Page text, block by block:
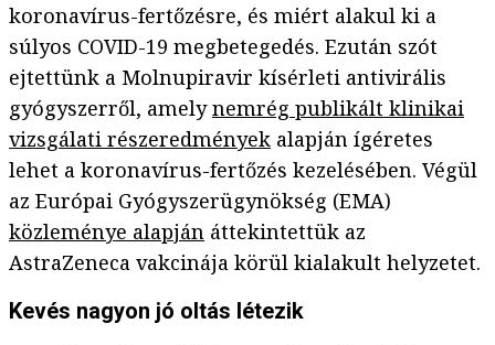
koronavírus-fertőzésre, és miért alakul ki a
súlyos COVID-19 megbetegedés. Ezután szót
ejtettünk a Molnupiravir kísérleti antivirális
gyógyszerről, amelynemrég publikált klinikai
vizsgálati részeredmények alapján ígéretes
lehet a koronavírus-fertőzés kezelésében. Végül
az Európai Gyógyszerügynökség (EMA)
közleménye alapján áttekintettük az
AstraZeneca vakcinája körül kialakult helyzetet.
Kevés nagyon jó oltás létezik